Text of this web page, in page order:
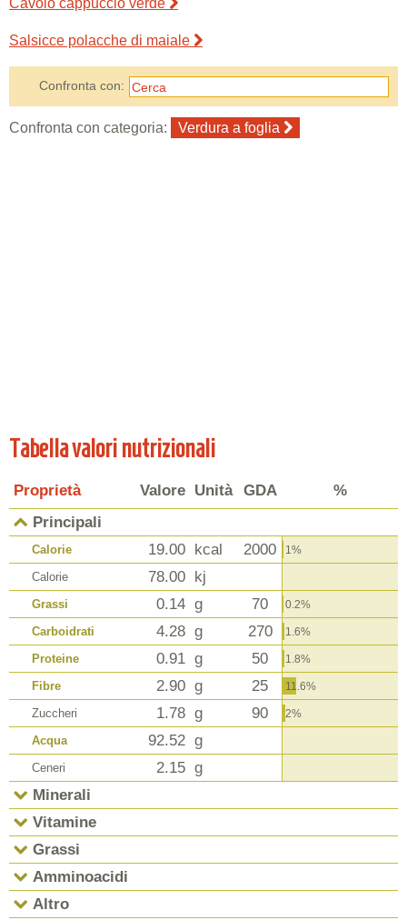
Cavolo cappuccio verde
Salsicce polacche di maiale
Confronta con:
Confronta con categoria: Verdura a foglia
Tabella valori nutrizionali
Proprietà Valore Unità GDA
%
Principali
Calorie 19.00 kcal 2000 1%
Calorie 78.00 kj
Grassi 0.14 g 70 0.2%
Carboidrati 4.28 g 270 1.6%
Proteine 0.91 g 50 1.8%
Fibre 2.90 g 25 11.6%
Zuccheri 1.78 g 90 2%
Acqua 92.52 g
Ceneri 2.15 g
Minerali
Vitamine
Grassi
Amminoacidi
Altro